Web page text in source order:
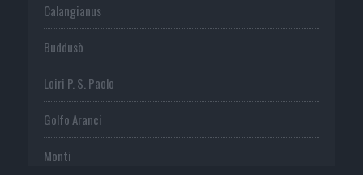
Calangianus
Buddusò
Loiri P. S. Paolo
Golfo Aranci
Monti